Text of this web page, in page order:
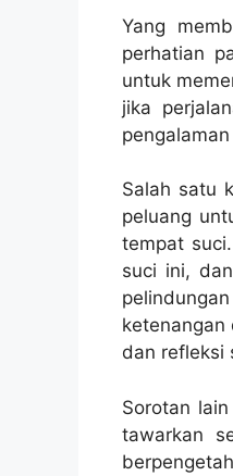
Yang
perhatian
untuk
jika
Salah satu
peluang
tempat
suci ini,
ketenangan
dan refleksi
Sorotan
tawarkan